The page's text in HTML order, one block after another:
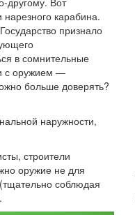
карабина.
признало
в сомнительные
с оружием —
больше доверять?
наружности,
строители
оружие не для
соблюдая